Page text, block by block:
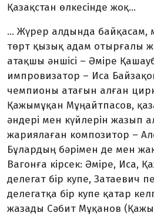
Қазақстан өлкесінде жоқ...
... Жүрер алдында байқасам,
төрт қызық адам отырғалы
атақшы әншісі – Әміре
импровизатор – Иса
чемпионы атағын алған
Қажымұқан Мұңайтпасов,
әндері мен күйлерін жазып
жариялаған композитор –
Бұлардың бәрімен де мен
Вагонға кірсек: Әміре, Иса,
делегат бір купе, Затаевич
делегатқа бір купе қатар
жазады Сәбит Мұқанов